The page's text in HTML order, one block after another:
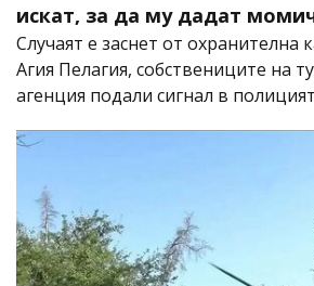
искат, за да му дадат
Случаят е заснет от охранителна
Агия Пелагия, собствениците на
агенция подали сигнал в